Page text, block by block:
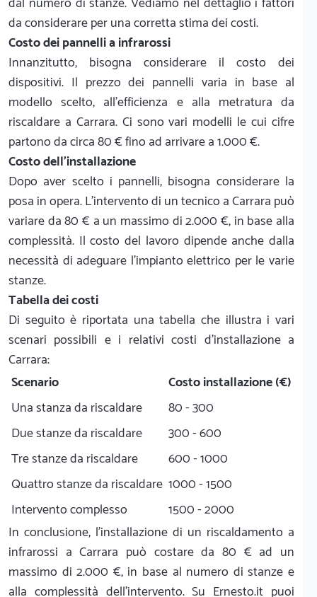
da considerare per una corretta stima dei costi.
Costo dei pannelli a infrarossi
Innanzitutto, bisogna considerare il costo dei
dispositivi. Il prezzo dei pannelli varia in base al
modello scelto, all'efficienza e alla metratura da
riscaldare a Carrara. Ci sono vari modelli le cui cifre
partono da circa 80 € fino ad arrivare a 1.000 €.
Costo dell'installazione
Dopo aver scelto i pannelli, bisogna considerare la
posa in opera. L'intervento di un tecnico a Carrara può
variare da 80 € a un massimo di 2.000 €, in base alla
complessità. Il costo del lavoro dipende anche dalla
necessità di adeguare l'impianto elettrico per le varie
stanze.
Tabella dei costi
Di seguito è riportata una tabella che illustra i vari
scenari possibili e i relativi costi d'installazione a
Carrara:
Scenario
Costo installazione (€)
Una stanza da riscaldare
80 - 300
Due stanze da riscaldare
300 - 600
Tre stanze da riscaldare
600 - 1000
Quattro stanze da riscaldare 1000 - 1500
Intervento complesso
1500 - 2000
In conclusione, l'installazione di un riscaldamento a
infrarossi a Carrara può costare da 80 € ad un
massimo di 2.000 €, in base al numero di stanze e
alla complessità dell'intervento. Su Ernesto.it puoi